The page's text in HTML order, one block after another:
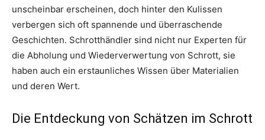
unscheinbar erscheinen, doch hinter den Kulissen
verbergen sich oft spannende und überraschende
Geschichten. Schrotthändler sind nicht nur Experten für
die Abholung und Wiederverwertung von Schrott, sie
haben auch ein erstaunliches Wissen über Materialien
und deren Wert.
Die Entdeckung von Schätzen im Schrott